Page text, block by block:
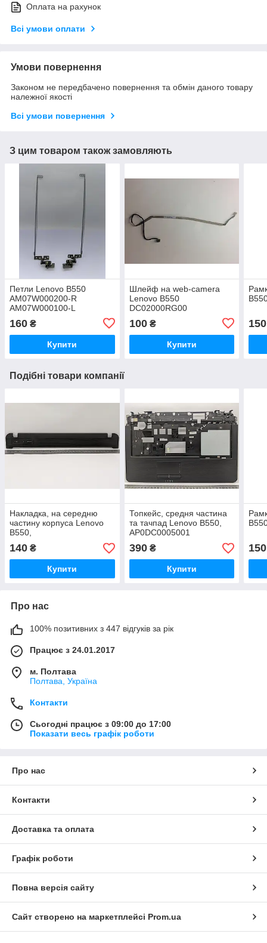
Оплата на рахунок
Всі умови оплати
Умови повернення
Законом не передбачено повернення та обмін даного товару
належної якості
Всі умови повернення
З цим товаром також замовляють
Петли Lenovo B550
AM07W000200-R
AM07W000100-L
160 ₴
Купити
Шлейф на web-camera
Lenovo B550
DC02000RG00
100₴
Купити
150
Подібні товари компанії
Накладка, на середню
частину корпуса Lenovo
B550,
AP0DC0006001AA4DY00565
140 ₴
Купити
Топкейс, средня частина
та тачпад Lenovo B550,
AP0DC0005001
390₴
Купити
150
Про нас
100% позитивних з 447 відгуків за рік
Працює з 24.01.2017
м. Полтава
Полтава, Україна
Контакти
Сьогодні працює з 09:00 до 17:00
Показати весь графік роботи
Про нас
Контакти
Доставка та оплата
Графік роботи
Повна версія сайту
Сайт створено на маркетплейсі Prom.ua